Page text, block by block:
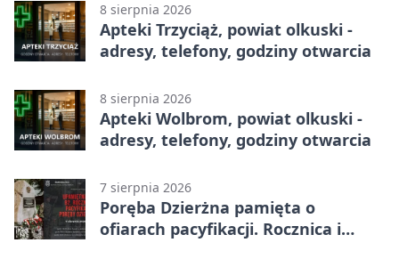
8 sierpnia 2026
Apteki Trzyciąż, powiat olkuski -
adresy, telefony, godziny otwarcia
8 sierpnia 2026
Apteki Wolbrom, powiat olkuski -
adresy, telefony, godziny otwarcia
7 sierpnia 2026
Poręba Dzierżna pamięta o
ofiarach pacyfikacji. Rocznica i